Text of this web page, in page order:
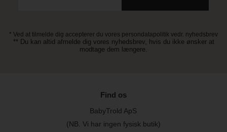
* Ved at tilmelde dig accepterer du vores persondatapolitik vedr. nyhedsbrev
** Du kan altid afmelde dig vores nyhedsbrev, hvis du ikke ønsker at
modtage dem længere.
Find os
BabyTrold ApS
(NB. Vi har ingen fysisk butik)